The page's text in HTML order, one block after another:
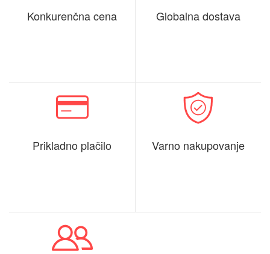
Konkurenčna cena Globalna dostava
Prikladno plačilo Varno nakupovanje